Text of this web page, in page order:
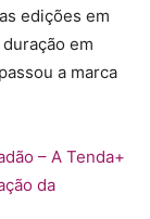
edições em
em
a marca